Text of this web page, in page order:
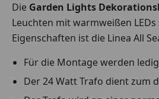
Die Garden Lights
Leuchten mit warmweißen
Eigenschaften ist die Linea All
Für die Montage werden
Der 24 Watt Trafo dient zum